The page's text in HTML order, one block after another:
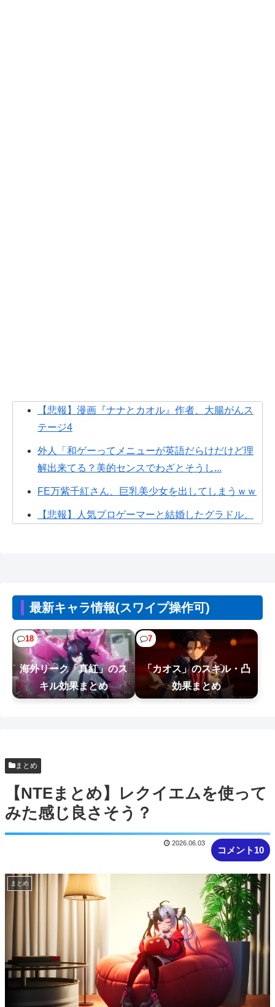
【悲報】漫画『ナナとカオル』作者、大腸がんス
テージ4
外人「和ゲーってメニューが英語だらけだけど理
解出来てる？美的センスでわざとそうし...
FE万紫千紅さん、巨乳美少女を出してしまうｗｗ
【悲報】人気プロゲーマーと結婚したグラドル、
【悲報】ウミガメの赤ちゃんを放流した人、最悪
の行動だと叩かれるｗｗｗｗ
イオン、ポケモンカードは「小中学生にしか売ら
ない」 転売対策の決断が「素晴らしい...
【悲報】週間少年ジャンプのグッズ(43億円分)を注
文し全てキャンセルした女逮捕ｗ...
【NTEまとめ】ベーグル過疎ってるな #NTE #ネバ
エバ
最新キャラ情報(スワイプ操作可)
18
海外リーク「真紅」のス
キル効果まとめ
7
「カオス」のスキル・凸
効果まとめ
まとめ
【NTEまとめ】レクイエムを使って
みた感じ良さそう？
コメント10
2026.06.03
まとめ